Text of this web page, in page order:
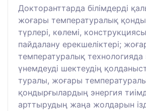
Докторанттарда білімдерді
жоғары температуралық
түрлері, көлемі,
пайдалану ерекшеліктері;
температуралық технологияда
үнемдеуді шектеудің
туралы, жоғары
қондырғылардың энергия
арттырудың жаңа жолдарын